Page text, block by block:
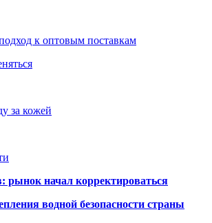
к оптовым поставкам
за кожей
рынок начал корректироваться
водной безопасности страны